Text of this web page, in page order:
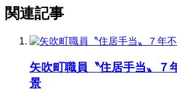
関連記事
矢吹町職員〝住居手当〟７
景